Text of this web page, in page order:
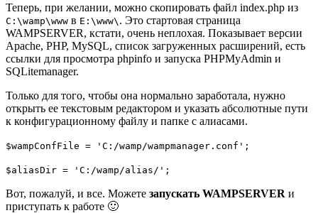
Теперь, при желании, можно скопировать файл index.php из
C:\wamp\www в E:\www\ . Это стартовая страница
WAMPSERVER, кстати, очень неплохая. Показывает версии
Apache, PHP, MySQL, список загруженных расширений, есть
ссылки для просмотра phpinfo и запуска PHPMyAdmin и
SQLitemanager.
Только для того, чтобы она нормально заработала, нужно
открыть ее текстовым редактором и указать абсолютные пути
к конфигурационному файлу и папке с алиасами.
$wampConfFile = 'C:/wamp/wampmanager.conf';
$aliasDir = 'C:/wamp/alias/';
Вот, пожалуй, и все. Можете запускать WAMPSERVER и
приступать к работе 🙂